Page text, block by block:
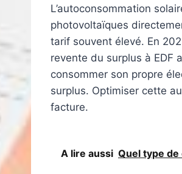
L’autoconsommation
photovoltaïques
tarif souvent élevé. En
revente du surplus à EDF
consommer son propre
surplus. Optimiser cette
facture.
A lire aussi Quel type